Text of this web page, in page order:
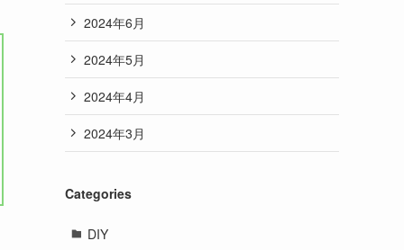
2024年6月
2024年5月
2024年4月
2024年3月
Categories
DIY